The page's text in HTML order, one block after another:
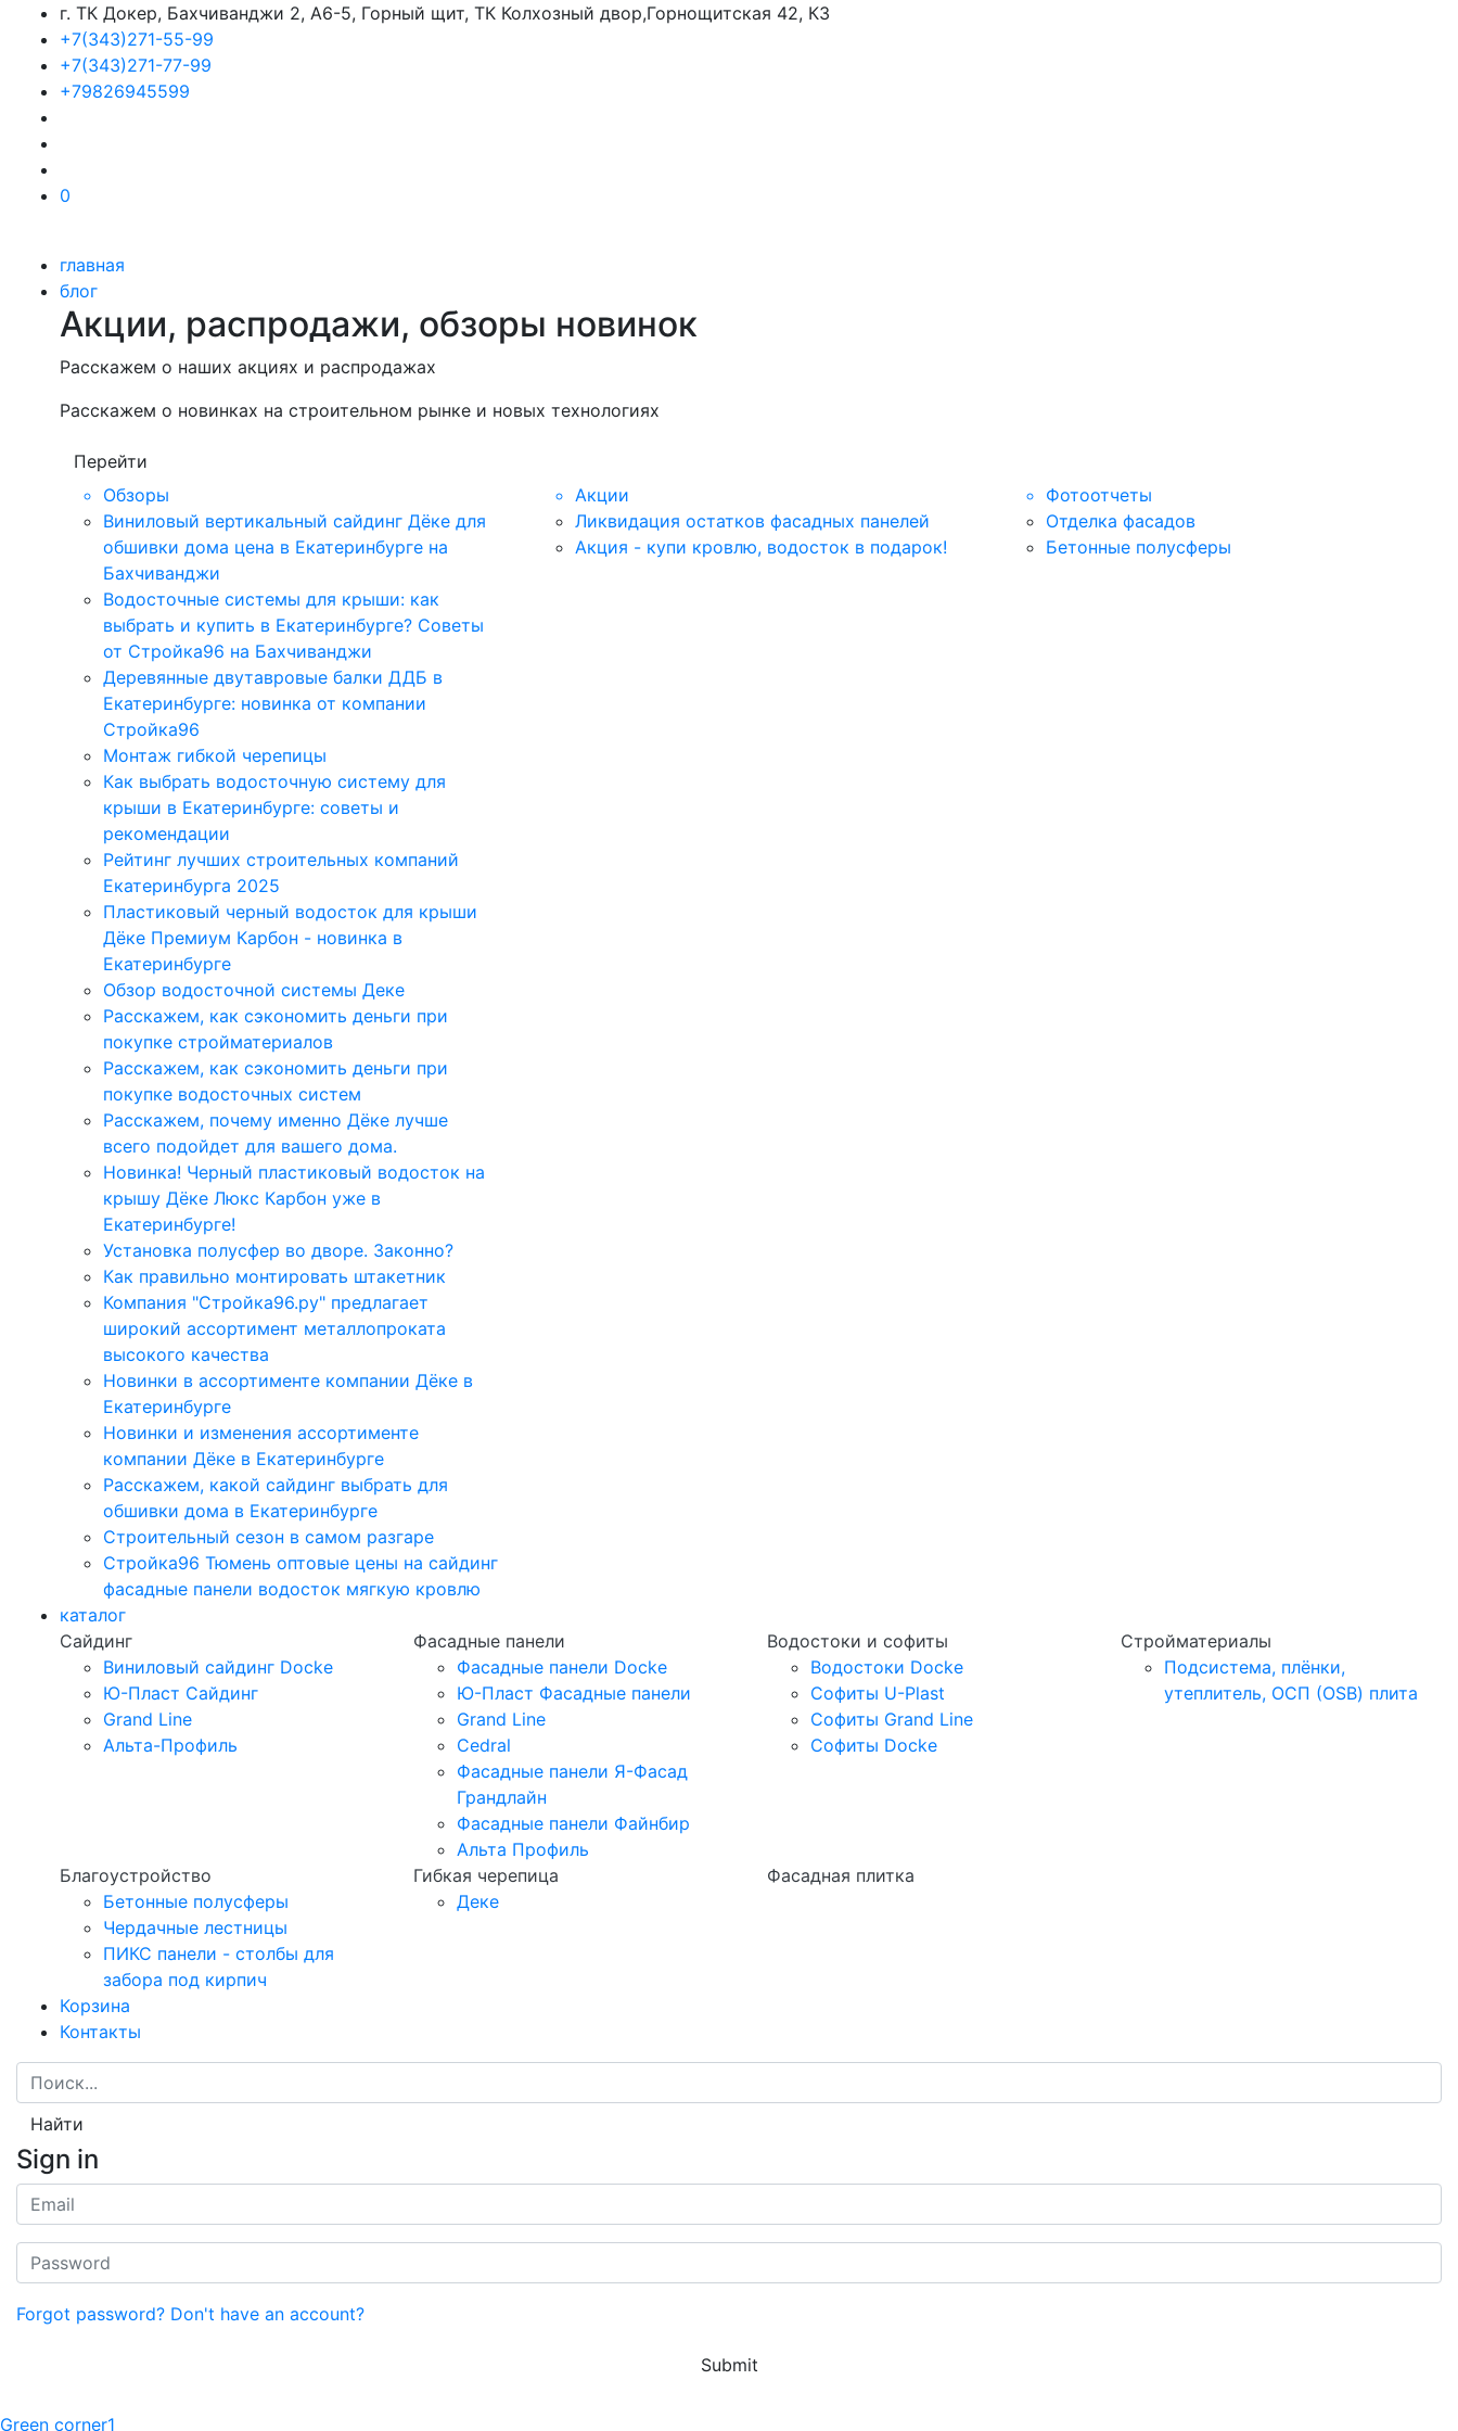
г. ТК Докер, Бахчиванджи 2, А6-5, Горный щит, ТК Колхозный двор,Горнощитская 42, К3
+7(343)271-55-99
+7(343)271-77-99
+79826945599
0
главная
блог
Акции, распродажи, обзоры новинок
Расскажем о наших акциях и распродажах
Расскажем о новинках на строительном рынке и новых технологиях
Перейти
Обзоры
Виниловый вертикальный сайдинг Дёке для
обшивки дома цена в Екатеринбурге на
Бахчиванджи
Водосточные системы для крыши: как
выбрать и купить в Екатеринбурге? Советы
от Стройка96 на Бахчиванджи
Деревянные двутавровые балки ДДБ в
Екатеринбурге: новинка от компании
Стройка96
Монтаж гибкой черепицы
Как выбрать водосточную систему для
крыши в Екатеринбурге: советы и
рекомендации
Рейтинг лучших строительных компаний
Екатеринбурга 2025
Пластиковый черный водосток для крыши
Дёке Премиум Карбон - новинка в
Екатеринбурге
Обзор водосточной системы Деке
Расскажем, как сэкономить деньги при
покупке стройматериалов
Расскажем, как сэкономить деньги при
покупке водосточных систем
Расскажем, почему именно Дёке лучше
всего подойдет для вашего дома.
Новинка! Черный пластиковый водосток на
крышу Дёке Люкс Карбон уже в
Екатеринбурге!
Установка полусфер во дворе. Законно?
Как правильно монтировать штакетник
Компания "Стройка96.ру" предлагает
широкий ассортимент металлопроката
высокого качества
Новинки в ассортименте компании Дёке в
Екатеринбурге
Новинки и изменения ассортименте
компании Дёке в Екатеринбурге
Расскажем, какой сайдинг выбрать для
обшивки дома в Екатеринбурге
Строительный сезон в самом разгаре
Стройка96 Тюмень оптовые цены на сайдинг
фасадные панели водосток мягкую кровлю
Акции
Ликвидация остатков фасадных панелей
Акция - купи кровлю, водосток в подарок!
Фотоотчеты
Отделка фасадов
Бетонные полусферы
каталог
Сайдинг
Виниловый сайдинг Docke
Ю-Пласт Сайдинг
Grand Line
Альта-Профиль
Фасадные панели
Фасадные панели Docke
Ю-Пласт Фасадные панели
Grand Line
Cedral
Фасадные панели Я-Фасад
Грандлайн
Фасадные панели Файнбир
Альта Профиль
Водостоки и софиты
Водостоки Docke
Софиты U-Plast
Софиты Grand Line
Софиты Docke
Стройматериалы
Подсистема, плёнки,
утеплитель, ОСП (OSB) плита
Благоустройство
Бетонные полусферы
Чердачные лестницы
ПИКС панели - столбы для
забора под кирпич
Гибкая черепица
Деке
Фасадная плитка
Корзина
Контакты
Найти
Sign in
Forgot password? Don't have an account?
Submit
Green corner1